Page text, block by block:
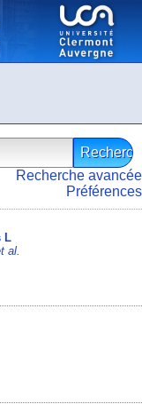
Recherche avancée
Préférences
L
al.